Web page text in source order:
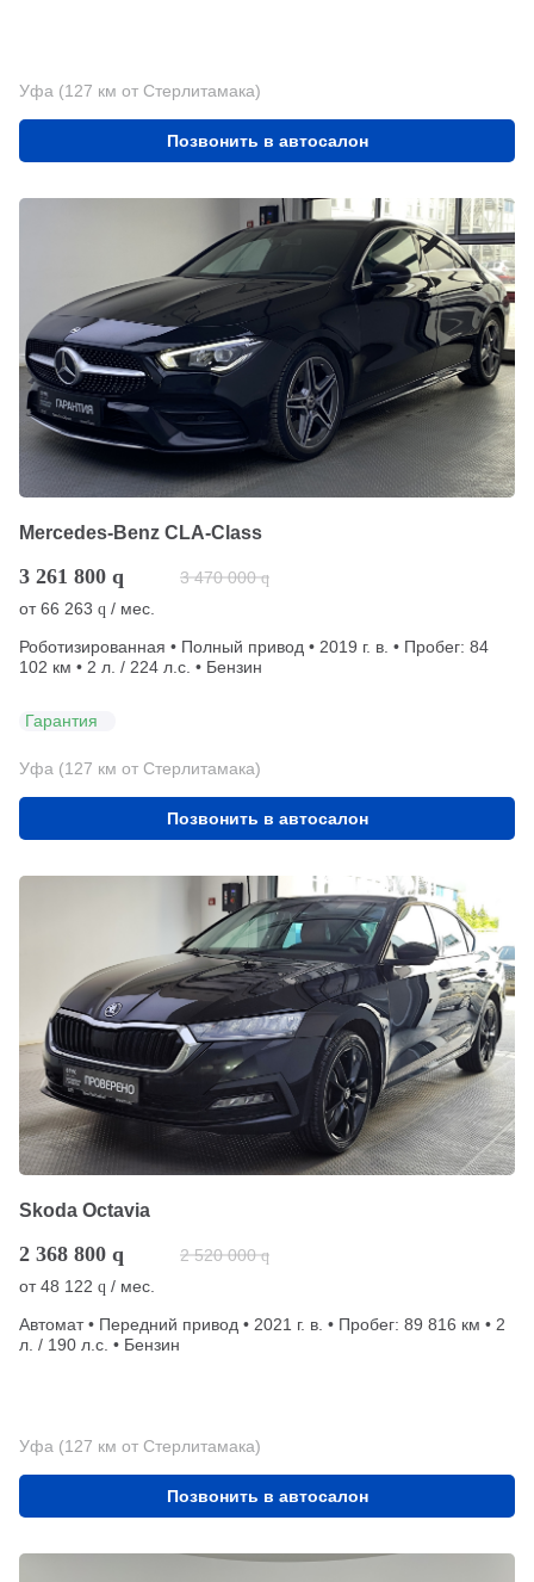
Уфа (127 км от Стерлитамака)
Позвонить в автосалон
Mercedes-Benz CLA-Class
3 261 800 q 3 470 000 q
от66 263 q / мес.
Роботизированная • Полный привод • 2019 г. в. • Пробег: 84
102 км • 2 л. / 224 л.с. • Бензин
Гарантия
Уфа (127 км от Стерлитамака)
Позвонить в автосалон
Skoda Octavia
2 368 800 q 2 520 000 q
от48 122 q / мес.
Автомат • Передний привод • 2021 г. в. • Пробег: 89 816 км • 2
л. / 190 л.с. • Бензин
Уфа (127 км от Стерлитамака)
Позвонить в автосалон